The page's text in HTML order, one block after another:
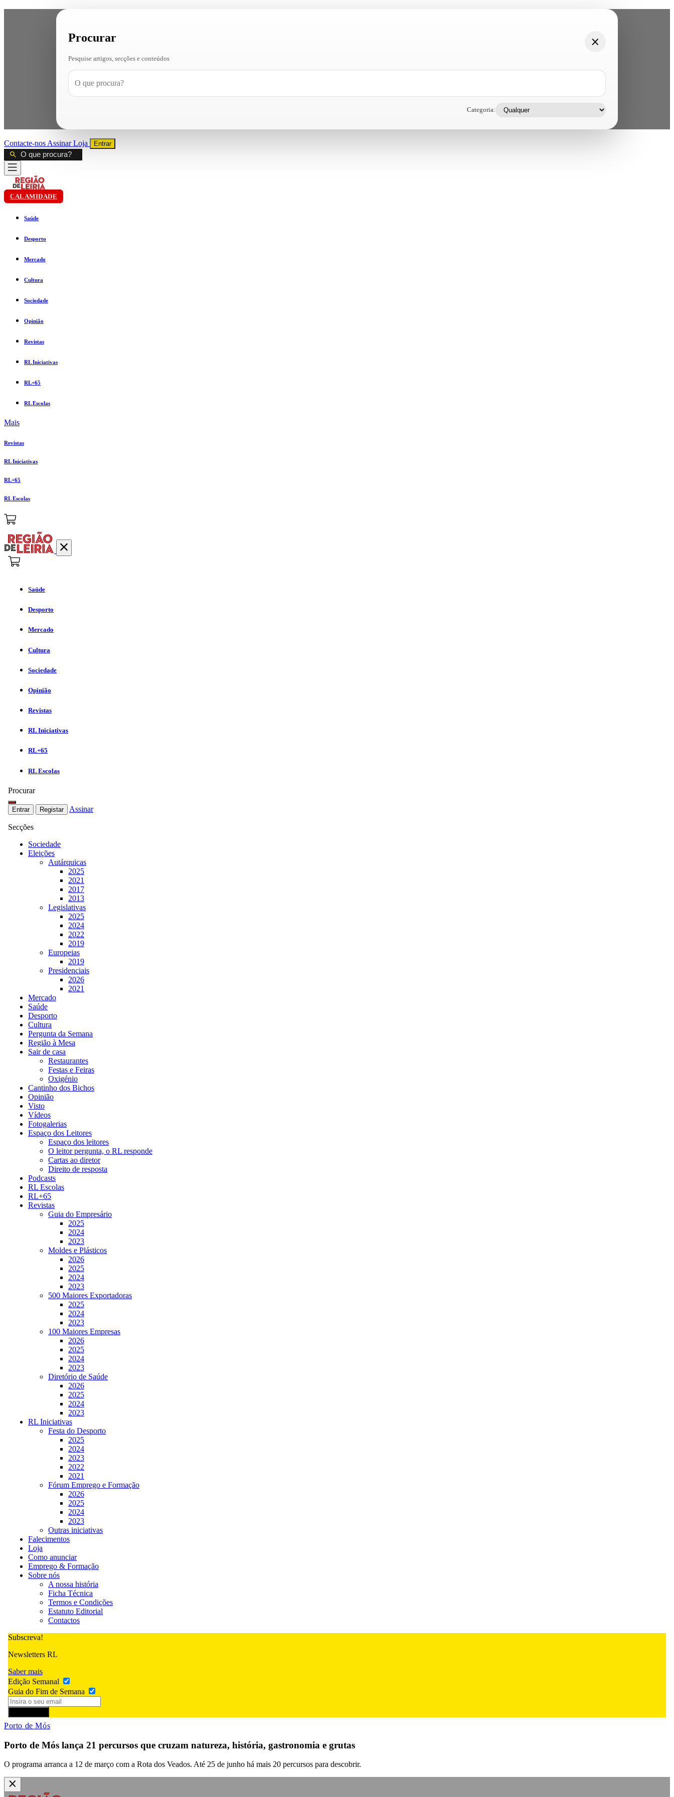
Procurar
Pesquise artigos, secções e conteúdos
Categoria:
Contacte-nos AssinarLoja Entrar
CALAMIDADE
Saúde
Desporto
Mercado
Cultura
Sociedade
Opinião
Revistas
RL Iniciativas
RL+65
RL Escolas
Mais
Revistas
RL Iniciativas
RL+65
RL Escolas
Saúde
Desporto
Mercado
Cultura
Sociedade
Opinião
Revistas
RL Iniciativas
RL+65
RL Escolas
Procurar
Entrar Registar Assinar
Secções
Sociedade
Eleições
Autárquicas
2025
2021
2017
2013
Legislativas
2025
2024
2022
2019
Europeias
2019
Presidenciais
2026
2021
Mercado
Saúde
Desporto
Cultura
Pergunta da Semana
Região à Mesa
Sair de casa
Restaurantes
Festas e Feiras
Oxigénio
Cantinho dos Bichos
Opinião
Visto
Vídeos
Fotogalerias
Espaço dos Leitores
Espaço dos leitores
O leitor pergunta, o RL responde
Cartas ao diretor
Direito de resposta
Podcasts
RL Escolas
RL+65
Revistas
Guia do Empresário
2025
2024
2023
Moldes e Plásticos
2026
2025
2024
2023
500 Maiores Exportadoras
2025
2024
2023
100 Maiores Empresas
2026
2025
2024
2023
Diretório de Saúde
2026
2025
2024
2023
RL Iniciativas
Festa do Desporto
2025
2024
2023
2022
2021
Fórum Emprego e Formação
2026
2025
2024
2023
Outras iniciativas
Falecimentos
Loja
Como anunciar
Emprego & Formação
Sobre nós
A nossa história
Ficha Técnica
Termos e Condições
Estatuto Editorial
Contactos
Subscreva!
Newsletters RL
Saber mais
Edição Semanal
Guia do Fim de Semana
Porto de Mós
Porto de Mós lança 21 percursos que cruzam natureza, história, gastronomia e grutas
O programa arranca a 12 de março com a Rota dos Veados. Até 25 de junho há mais 20 percursos para descobrir.